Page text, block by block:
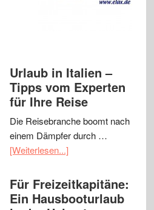
Urlaub in Italien –
Tipps vom Experten
für Ihre Reise
Die Reisebranche boomt nach
einem Dämpfer durch …
[Weiterlesen...]
Für Freizeitkapitäne:
Ein Hausbooturlaub